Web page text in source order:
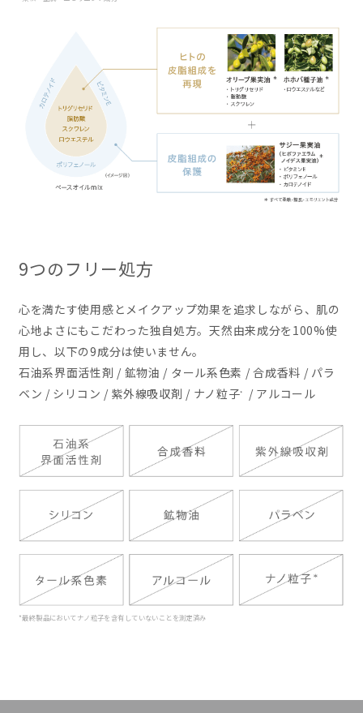
9つのフリー処方
心を満たす使用感とメイクアップ効果を追求しながら、肌の
心地よさにもこだわった独自処方。天然由来成分を100%使
用し、以下の9成分は使いません。
石油系界面活性剤 / 鉱物油 / タール系色素 / 合成香料 / パラ
ベン / シリコン / 紫外線吸収剤 / ナノ粒子* / アルコール
*最終製品においてナノ粒子を含有していないことを測定済み